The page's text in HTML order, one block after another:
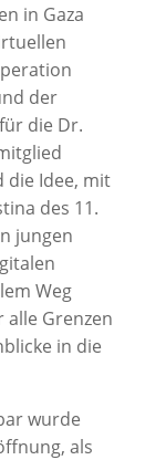
in Gaza
der
die Dr.
die Idee, mit
des 11.
jungen
Weg
alle Grenzen
in die
wurde
als